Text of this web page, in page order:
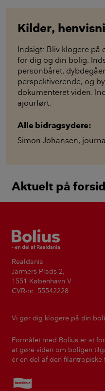
Kilder,
Indsigt: Bliv klogere på
for dig og din bolig.
personbåret,
perspektiverende, og
dokumenteret viden.
ajourført.
Alle bidragsydere:
Simon Johansen,
Aktuelt på
Bolius
Realdania
Jarmers Plads 2,
1551 København V
CVR-nr. 55542228
Vi gør dig klogere på din
Formålet med Bolius er at
at gøre viden om boligen
er en del af den filantropiske
Realdania